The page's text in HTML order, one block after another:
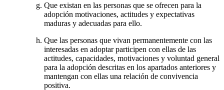
Que existan en las personas que se ofrecen para la
adopción motivaciones, actitudes y expectativas
maduras y adecuadas para ello.
Que las personas que vivan permanentemente con las
interesadas en adoptar participen con ellas de las
actitudes, capacidades, motivaciones y voluntad general
para la adopción descritas en los apartados anteriores y
mantengan con ellas una relación de convivencia
positiva.